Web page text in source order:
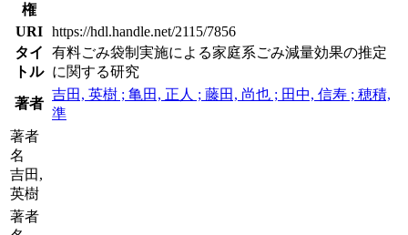
権
URI https://hdl.handle.net/2115/7856
タイ
トル
有料ごみ袋制実施による家庭系ごみ減量効果の推定
に関する研究
著者
吉田, 英樹 ; 亀田, 正人 ; 藤田, 尚也 ; 田中, 信寿 ; 穂積,
準
著者
名
吉田,
英樹
著者